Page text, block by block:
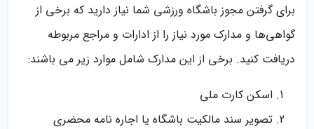
برای گرفتن مجوز باشگاه ورزشی شما نیاز دارید که برخی از
گواهی‌ها و مدارک مورد نیاز را از ادارات و مراجع مربوطه
دریافت کنید. برخی از این مدارک شامل موارد زیر می باشند:
اسکن کارت ملی
تصویر سند مالکیت باشگاه یا اجاره نامه محضری